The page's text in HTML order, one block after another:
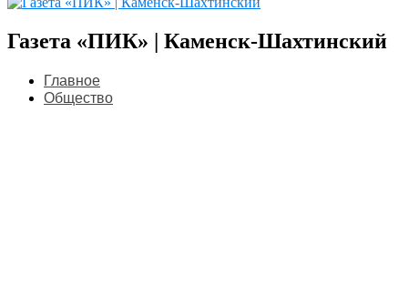
Газета «ПИК» | Каменск-Шахтинский
Главное
Общество